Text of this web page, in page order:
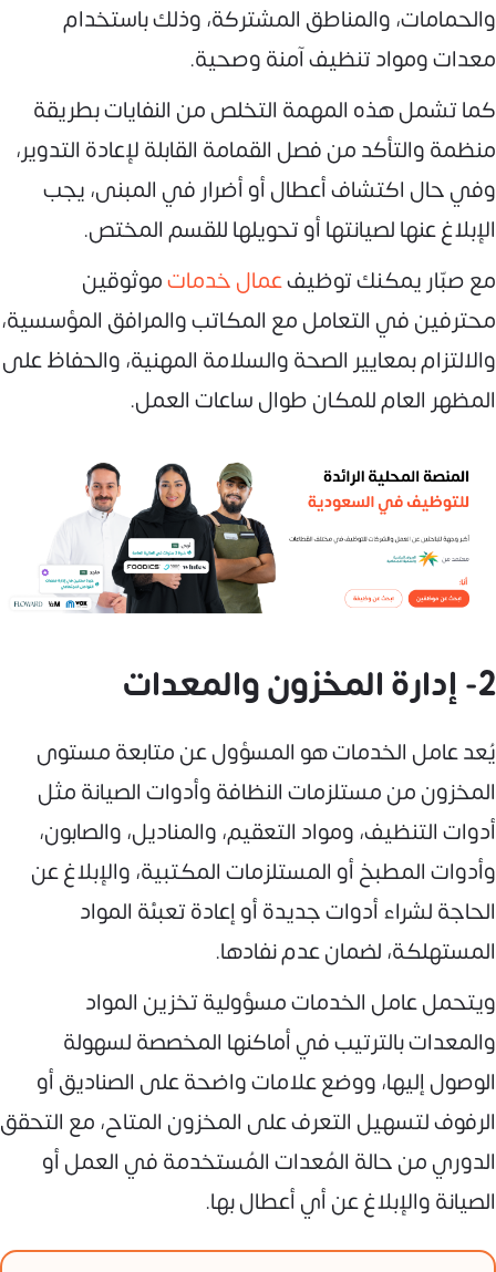
والحمامات، والمناطق المشتركة، وذلك باستخدام
معدات ومواد تنظيف آمنة وصحية.
كما تشمل هذه المهمة التخلص من النفايات بطريقة
منظمة والتأكد من فصل القمامة القابلة لإعادة التدوير،
وفي حال اكتشاف أعطال أو أضرار في المبنى، يجب
الإبلاغ عنها لصيانتها أو تحويلها للقسم المختص.
مع صبّار يمكنك توظيفعمال خدماتموثوقين
محترفين في التعامل مع المكاتب والمرافق المؤسسية،
والالتزام بمعايير الصحة والسلامة المهنية، والحفاظ على
المظهر العام للمكان طوال ساعات العمل.
2- إدارة المخزون والمعدات
يُعد عامل الخدمات هو المسؤول عن متابعة مستوى
المخزون من مستلزمات النظافة وأدوات الصيانة مثل
أدوات التنظيف، ومواد التعقيم، والمناديل، والصابون،
وأدوات المطبخ أو المستلزمات المكتبية، والإبلاغ عن
الحاجة لشراء أدوات جديدة أو إعادة تعبئة المواد
المستهلكة، لضمان عدم نفادها.
ويتحمل عامل الخدمات مسؤولية تخزين المواد
والمعدات بالترتيب في أماكنها المخصصة لسهولة
الوصول إليها، ووضع علامات واضحة على الصناديق أو
الرفوف لتسهيل التعرف على المخزون المتاح، مع التحقق
الدوري من حالة المُعدات المُستخدمة في العمل أو
الصيانة والإبلاغ عن أي أعطال بها.